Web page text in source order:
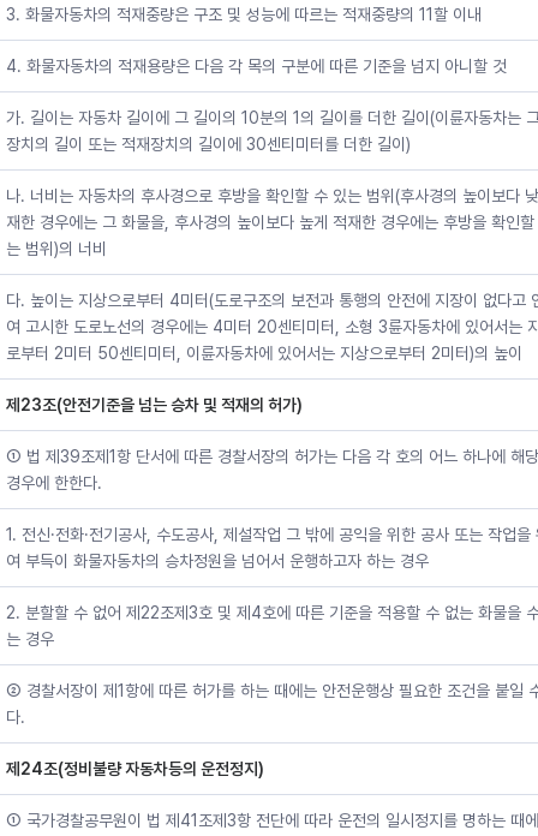
3. 화물자동차의 적재중량은 구조 및 성능에 따르는 적재중량의 11할 이내
4. 화물자동차의 적재용량은 다음 각 목의 구분에 따른 기준을 넘지 아니할 것
가. 길이는 자동차 길이에 그 길이의 10분의 1의 길이를 더한 길이(이륜자동차는
장치의 길이 또는 적재장치의 길이에 30센티미터를 더한 길이)
나. 너비는 자동차의 후사경으로 후방을 확인할 수 있는 범위(후사경의 높이보다
재한 경우에는 그 화물을, 후사경의 높이보다 높게 적재한 경우에는 후방을 확인
는 범위)의 너비
다. 높이는 지상으로부터 4미터(도로구조의 보전과 통행의 안전에 지장이 없다고
여 고시한 도로노선의 경우에는 4미터 20센티미터, 소형 3륜자동차에 있어서는
로부터 2미터 50센티미터, 이륜자동차에 있어서는 지상으로부터 2미터)의 높이
제23조(안전기준을 넘는 승차 및 적재의 허가)
① 법 제39조제1항 단서에 따른 경찰서장의 허가는 다음 각 호의 어느 하나에 해
경우에 한한다.
1. 전신·전화·전기공사, 수도공사, 제설작업 그 밖에 공익을 위한 공사 또는 작업을
여 부득이 화물자동차의 승차정원을 넘어서 운행하고자 하는 경우
2. 분할할 수 없어 제22조제3호 및 제4호에 따른 기준을 적용할 수 없는 화물을
는 경우
② 경찰서장이 제1항에 따른 허가를 하는 때에는 안전운행상 필요한 조건을 붙일
다.
제24조(정비불량 자동차등의 운전정지)
① 국가경찰공무원이 법 제41조제3항 전단에 따라 운전의 일시정지를 명하는 때